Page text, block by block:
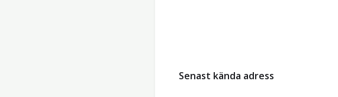
Senast kända adress